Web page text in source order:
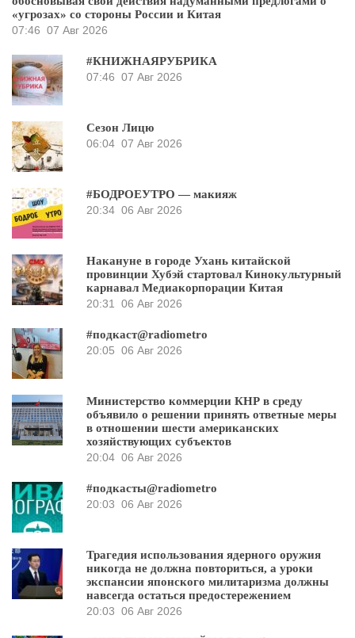
«угрозах» со стороны России и Китая
07:46 07 Авг 2026
#КНИЖНАЯРУБРИКА
07:46 07 Авг 2026
Сезон Лицю
06:04 07 Авг 2026
#БОДРОЕУТРО — макияж
20:34 06 Авг 2026
Накануне в городе Ухань китайской
провинции Хубэй стартовал Кинокультурный
карнавал Медиакорпорации Китая
20:31
06 Авг 2026
#подкаст@radiometro
20:05 06 Авг 2026
Министерство коммерции КНР в среду
объявило о решении принять ответные меры
в отношении шести американских
хозяйствующих субъектов
20:04 06 Авг 2026
#подкасты@radiometro
20:03 06 Авг 2026
Трагедия использования ядерного оружия
никогда не должна повториться, а уроки
экспансии японского милитаризма должны
навсегда остаться предостережением
20:03 06 Авг 2026